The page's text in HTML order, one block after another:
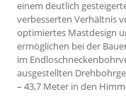
einem deutlich
verbesserten Verhältnis
optimiertes Mastdesign
ermöglichen bei der
im
ausgestellten
– 43,7 Meter in den